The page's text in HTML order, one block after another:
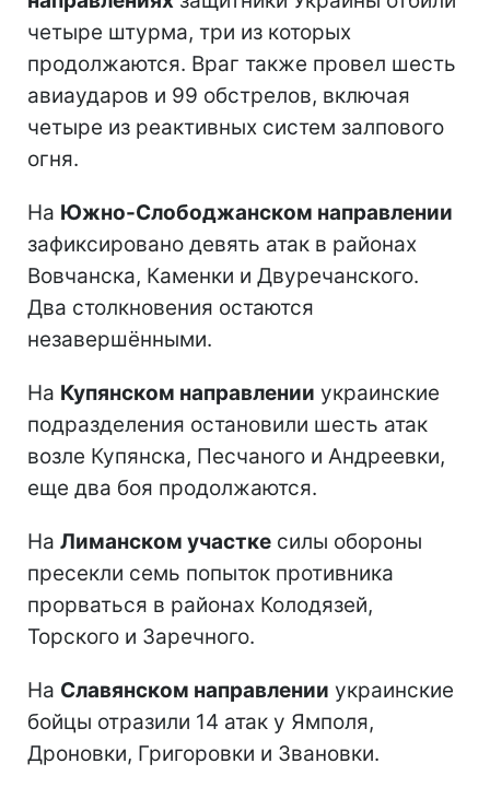
четыре штурма, три из которых
продолжаются. Враг также провел шесть
авиаударов и 99 обстрелов, включая
четыре из реактивных систем залпового
огня.
На Южно-Слободжанском направлении
зафиксировано девять атак в районах
Вовчанска, Каменки и Двуречанского.
Два столкновения остаются
незавершёнными.
На Купянском направлении украинские
подразделения остановили шесть атак
возле Купянска, Песчаного и Андреевки,
еще два боя продолжаются.
На Лиманском участке силы обороны
пресекли семь попыток противника
прорваться в районах Колодязей,
Торского и Заречного.
На Славянском направлении украинские
бойцы отразили 14 атак у Ямполя,
Дроновки, Григоровки и Звановки.